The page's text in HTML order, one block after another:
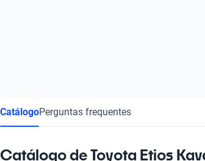
CatálogoPerguntas frequentes
Catálogo de Toyota Etios